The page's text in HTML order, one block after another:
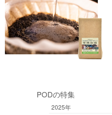
PODの特集
2025年